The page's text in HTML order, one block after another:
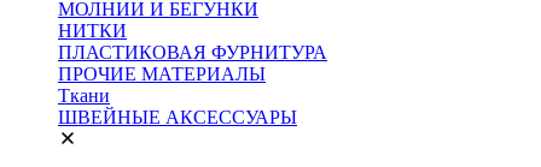
МОЛНИИ И БЕГУНКИ
НИТКИ
ПЛАСТИКОВАЯ ФУРНИТУРА
ПРОЧИЕ МАТЕРИАЛЫ
Ткани
ШВЕЙНЫЕ АКСЕССУАРЫ